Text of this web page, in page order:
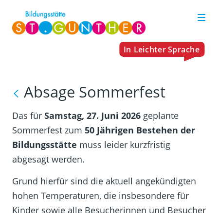
Absage Sommerfest
Das für Samstag, 27. Juni 2026 geplante
Sommerfest zum 50 Jährigen Bestehen der
Bildungsstätte muss leider kurzfristig
abgesagt werden.
Grund hierfür sind die aktuell angekündigten
hohen Temperaturen, die insbesondere für
Kinder sowie alle Besucherinnen und Besucher